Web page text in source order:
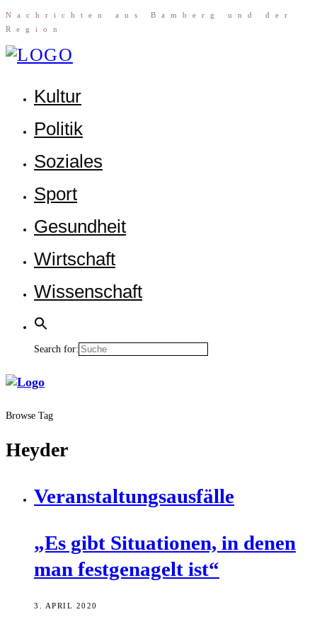
Nach­rich­ten aus Bam­berg und der
Region
Kul­tur
Poli­tik
Sozia­les
Sport
Gesund­heit
Wirt­schaft
Wis­sen­schaft
Search for:
Browse Tag
Heyder
Ver­an­stal­tungs­aus­fäl­le
„Es gibt Situa­tio­nen, in denen
man fest­ge­na­gelt ist“
3. APRIL 2020